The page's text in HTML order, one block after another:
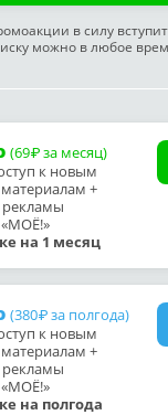
в силу
можно в любое
(69₽ за месяц)
к новым
+
«МОЁ!»
на 1 месяц
(380₽ за полгода)
к новым
+
«МОЁ!»
на полгода